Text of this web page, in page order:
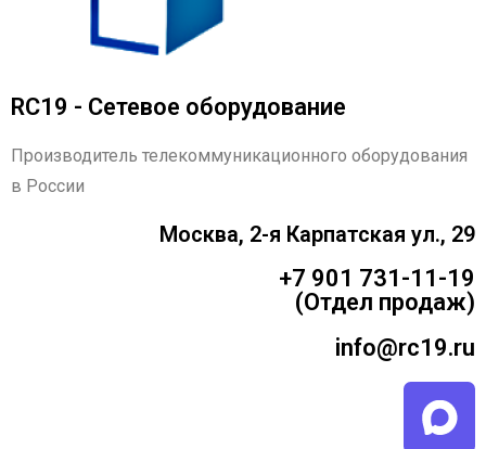
RC19 - Сетевое оборудование
Производитель телекоммуникационного оборудования
в России
Москва, 2-я Карпатская ул., 29
+7 901 731-11-19
(Отдел продаж)
info@rc19.ru